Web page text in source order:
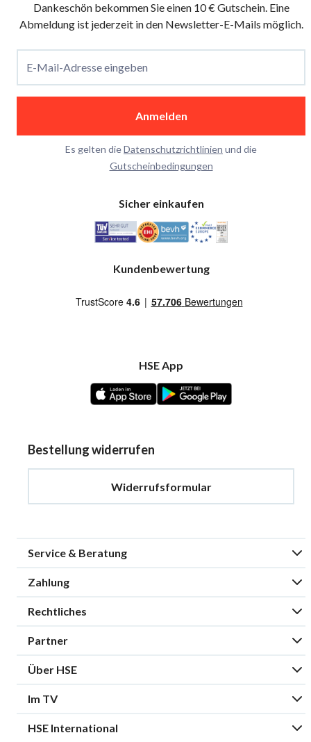
Dankeschön bekommen Sie einen 10 € Gutschein. Eine
Abmeldung ist jederzeit in den Newsletter-E-Mails möglich.
E-Mail-Adresse eingeben
Anmelden
Es gelten dieDatenschutzrichtlinien und die
Gutscheinbedingungen
Sicher einkaufen
Kundenbewertung
HSE App
Bestellung widerrufen
Widerrufsformular
Service & Beratung
Zahlung
Rechtliches
Partner
Über HSE
Im TV
HSE International